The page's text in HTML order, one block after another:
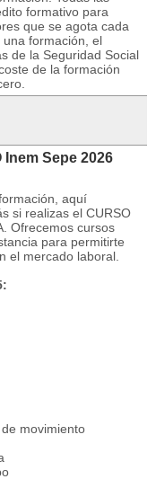
formativo para
que se agota cada
formación, el
de la Seguridad Social
de la formación
Sepe 2026
aquí
si realizas el CURSO
Ofrecemos cursos
para permitirte
el mercado laboral.
movimiento